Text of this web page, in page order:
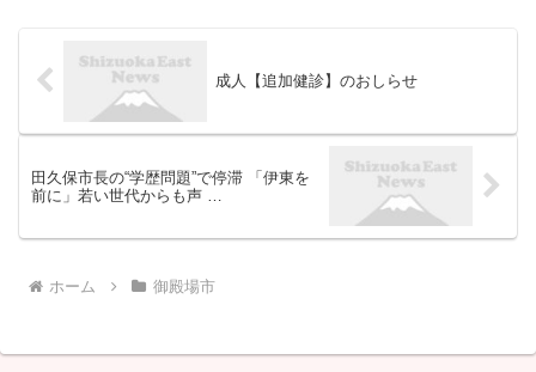
成人【追加健診】のおしらせ
田久保市長の“学歴問題”で停滞 「伊東を
前に」若い世代からも声 …
ホーム 御殿場市